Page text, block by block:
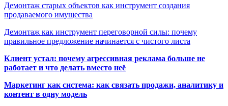
Демонтаж старых объектов как инструмент создания
продаваемого имущества
Демонтаж как инструмент переговорной силы: почему
правильное предложение начинается с чистого листа
Клиент устал: почему агрессивная реклама больше не
работает и что делать вместо неё
Маркетинг как система: как связать продажи, аналитику и
контент в одну модель